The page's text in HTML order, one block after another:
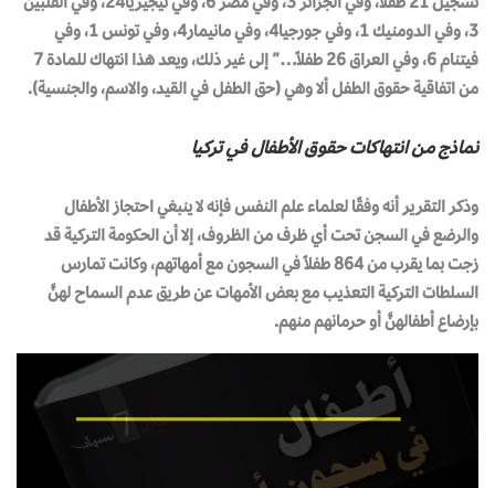
3، وفي الدومنيك 1، وفي جورجيا4، وفي مانيمار4، وفي تونس 1، وفي
فيتنام 6، وفي العراق 26 طفلاً…” إلى غير ذلك، ويعد هذا انتهاك للمادة 7
من اتفاقية حقوق الطفل ألا وهي (حق الطفل في القيد، والاسم، والجنسية).
نماذج من انتهاكات حقوق الأطفال في تركيا
وذكر التقرير أنه وفقًا لعلماء علم النفس فإنه لا ينبغي احتجاز الأطفال
والرضع في السجن تحت أي ظرف من الظروف، إلا أن الحكومة التركية قد
زجت بما يقرب من 864 طفلاً في السجون مع أمهاتهم، وكانت تمارس
السلطات التركية التعذيب مع بعض الأمهات عن طريق عدم السماح لهنَّ
بإرضاع أطفالهنَّ أو حرمانهم منهم.